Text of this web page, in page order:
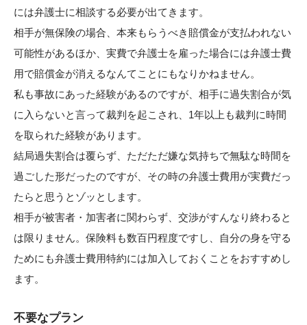
には弁護士に相談する必要が出てきます。
相手が無保険の場合、本来もらうべき賠償金が支払われない
可能性があるほか、実費で弁護士を雇った場合には弁護士費
用で賠償金が消えるなんてことにもなりかねません。
私も事故にあった経験があるのですが、相手に過失割合が気
に入らないと言って裁判を起こされ、1年以上も裁判に時間
を取られた経験があります。
結局過失割合は覆らず、ただただ嫌な気持ちで無駄な時間を
過ごした形だったのですが、その時の弁護士費用が実費だっ
たらと思うとゾッとします。
相手が被害者・加害者に関わらず、交渉がすんなり終わると
は限りません。保険料も数百円程度ですし、自分の身を守る
ためにも弁護士費用特約には加入しておくことをおすすめし
ます。
不要なプラン